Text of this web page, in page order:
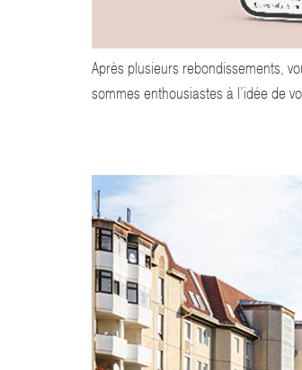
Après plusieurs rebondissements,
sommes enthousiastes à l’idée de